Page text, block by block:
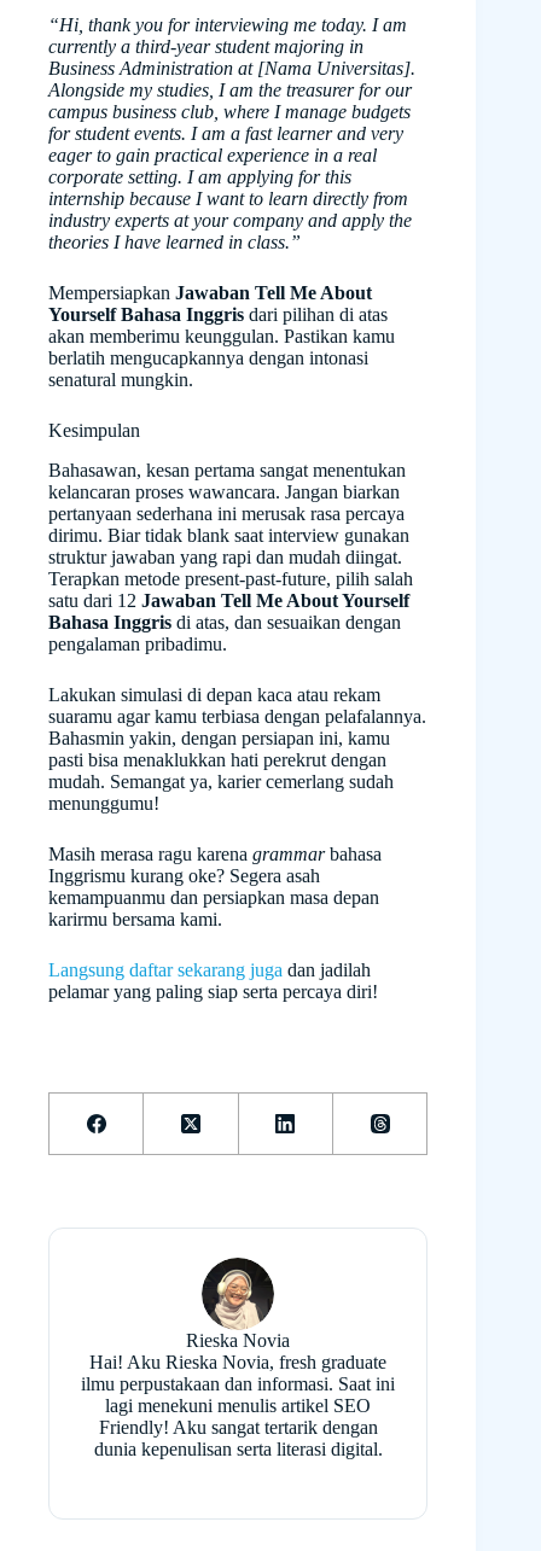
“Hi, thank you for interviewing me today. I am
currently a third-year student majoring in
Business Administration at [Nama Universitas].
Alongside my studies, I am the treasurer for our
campus business club, where I manage budgets
for student events. I am a fast learner and very
eager to gain practical experience in a real
corporate setting. I am applying for this
internship because I want to learn directly from
industry experts at your company and apply the
theories I have learned in class.”
Mempersiapkan Jawaban Tell Me About
Yourself Bahasa Inggris dari pilihan di atas
akan memberimu keunggulan. Pastikan kamu
berlatih mengucapkannya dengan intonasi
senatural mungkin.
Kesimpulan
Bahasawan, kesan pertama sangat menentukan
kelancaran proses wawancara. Jangan biarkan
pertanyaan sederhana ini merusak rasa percaya
dirimu. Biar tidak blank saat interview gunakan
struktur jawaban yang rapi dan mudah diingat.
Terapkan metode present-past-future, pilih salah
satu dari 12 Jawaban Tell Me About Yourself
Bahasa Inggris di atas, dan sesuaikan dengan
pengalaman pribadimu.
Lakukan simulasi di depan kaca atau rekam
suaramu agar kamu terbiasa dengan pelafalannya.
Bahasmin yakin, dengan persiapan ini, kamu
pasti bisa menaklukkan hati perekrut dengan
mudah. Semangat ya, karier cemerlang sudah
menunggumu!
Masih merasa ragu karena grammarbahasa
Inggrismu kurang oke? Segera asah
kemampuanmu dan persiapkan masa depan
karirmu bersama kami.
Langsung daftar sekarang juga dan jadilah
pelamar yang paling siap serta percaya diri!
Rieska Novia
Hai! Aku Rieska Novia, fresh graduate
ilmu perpustakaan dan informasi. Saat ini
lagi menekuni menulis artikel SEO
Friendly! Aku sangat tertarik dengan
dunia kepenulisan serta literasi digital.